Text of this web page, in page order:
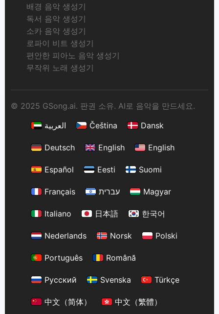
배경 음악 생성기
독서 음악 생성기
소카 음악 생성기
로파이 비트 생성기
편안한 피아노 음악 생성기
무작위 노래 생성기
© 2025 GSong.ai. 판권 소유. AI로 음악을 만드세요.
العربية
Čeština Dansk
Deutsch English English
Español Eesti Suomi
Français עברית Magyar
Italiano 日本語 한국어
Nederlands Norsk Polski
Português Română
Русский Svenska Türkçe
中文（简体） 中文（繁體）